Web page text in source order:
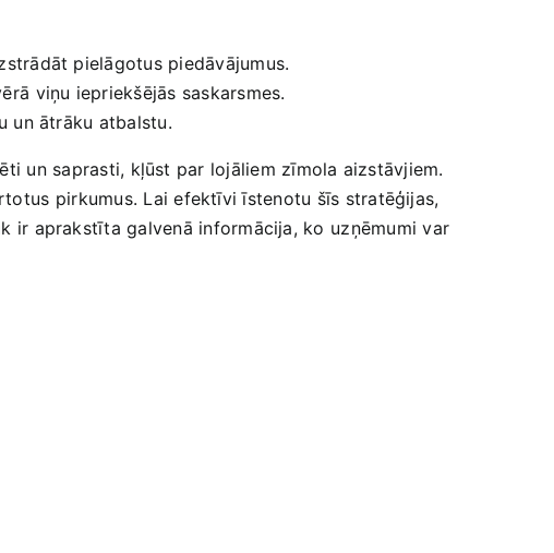
pielāgotus piedāvājumus.
viņu iepriekšējās saskarsmes.
un ātrāku‍ atbalstu.
un saprasti, kļūst par ‍lojāliem zīmola aizstāvjiem.
⁢pirkumus. Lai efektīvi īstenotu šīs ‌stratēģijas,
ir aprakstīta galvenā informācija, ko⁢ uzņēmumi var⁤